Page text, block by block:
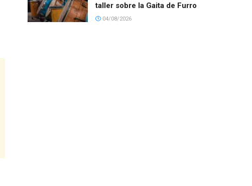
taller sobre la Gaita de Furro
04/08/2026